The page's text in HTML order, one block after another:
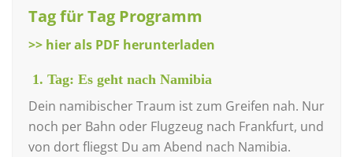
Tag für Tag Programm
>> hier als PDF herunterladen
1. Tag: Es geht nach Namibia
Dein namibischer Traum ist zum Greifen nah. Nur
noch per Bahn oder Flugzeug nach Frankfurt, und
von dort fliegst Du am Abend nach Namibia.